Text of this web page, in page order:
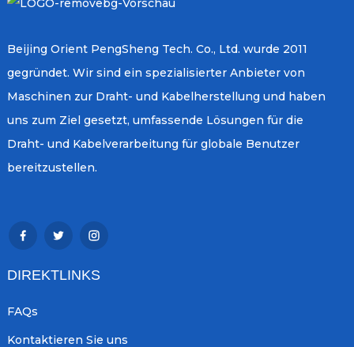
Beijing Orient PengSheng Tech. Co., Ltd. wurde 2011
gegründet. Wir sind ein spezialisierter Anbieter von
Maschinen zur Draht- und Kabelherstellung und haben
uns zum Ziel gesetzt, umfassende Lösungen für die
Draht- und Kabelverarbeitung für globale Benutzer
bereitzustellen.
DIREKTLINKS
FAQs
Kontaktieren Sie uns